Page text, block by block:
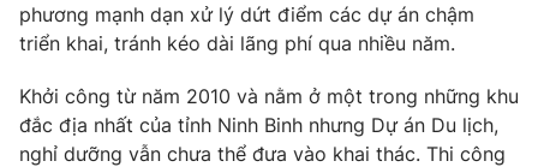
phương mạnh dạn xử lý dứt điểm các dự án chậm
triển khai, tránh kéo dài lãng phí qua nhiều năm.
Khởi công từ năm 2010 và nằm ở một trong những khu
đắc địa nhất của tỉnh Ninh Binh nhưng Dự án Du lịch,
nghỉ dưỡng vẫn chưa thể đưa vào khai thác. Thi công